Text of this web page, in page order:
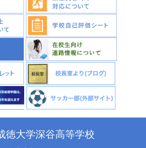
徳大学深谷高等学校